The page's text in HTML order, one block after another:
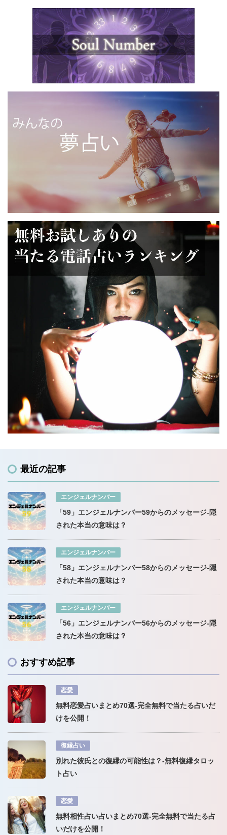
最近の記事
エンジェルナンバー
「59」エンジェルナンバー59からのメッセージ-隠
された本当の意味は？
エンジェルナンバー
「58」エンジェルナンバー58からのメッセージ-隠
された本当の意味は？
エンジェルナンバー
「56」エンジェルナンバー56からのメッセージ-隠
された本当の意味は？
おすすめ記事
恋愛
無料恋愛占いまとめ70選-完全無料で当たる占いだ
けを公開！
復縁占い
別れた彼氏との復縁の可能性は？-無料復縁タロッ
ト占い
恋愛
無料相性占い占いまとめ70選-完全無料で当たる占
いだけを公開！